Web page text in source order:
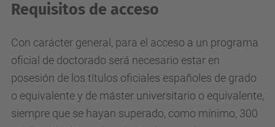
Requisitos de acceso
Con carácter general, para el acceso a un programa
oficial de doctorado será necesario estar en
posesión de los títulos oficiales españoles de grado
o equivalente y de máster universitario o equivalente,
siempre que se hayan superado, como mínimo, 300